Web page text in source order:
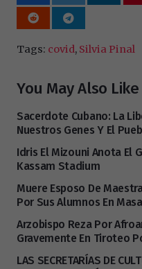
Tags: covid, Silvia Pinal
You May Also Like
Sacerdote Cubano: La
Nuestros Genes Y El
Idris El Mizouni Anota El
Kassam Stadium
Muere Esposo De
Por Sus Alumnos En
Arzobispo Reza Por
Gravemente En Tiroteo
LAS SECRETARÍAS DE